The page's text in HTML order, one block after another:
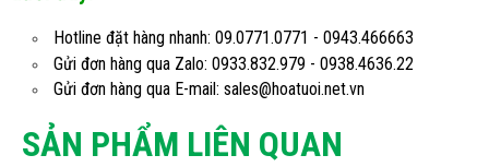
Hotline đặt hàng nhanh: 09.0771.0771 - 0943.466663
Gửi đơn hàng qua Zalo: 0933.832.979 - 0938.4636.22
Gửi đơn hàng qua E-mail: sales@hoatuoi.net.vn
SẢN PHẨM LIÊN QUAN